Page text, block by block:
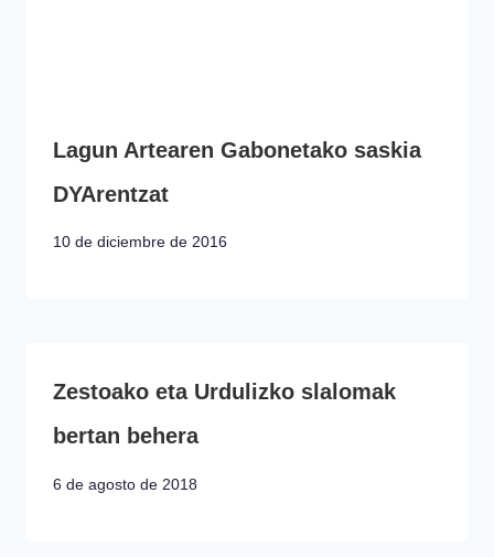
Lagun Artearen Gabonetako saskia
DYArentzat
10 de diciembre de 2016
Zestoako eta Urdulizko slalomak
bertan behera
6 de agosto de 2018